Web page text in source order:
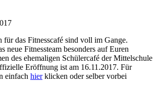
für das Fitnesscafé sind voll im Gange.
neue Fitnessteam besonders auf Euren
des ehemaligen Schülercafé der Mittelschule
Eröffnung ist am 16.11.2017. Für
einfach hierklicken oder selber vorbei